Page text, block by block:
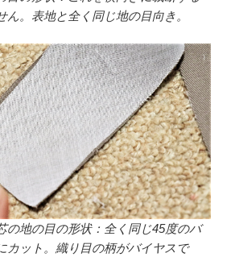
ん。表地と全く同じ地の目向き。
の地の目の形状：全く同じ45度のバ
カット。織り目の柄がバイヤスで